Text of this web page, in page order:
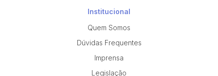
Institucional
Quem Somos
Dúvidas Frequentes
Imprensa
Legislação